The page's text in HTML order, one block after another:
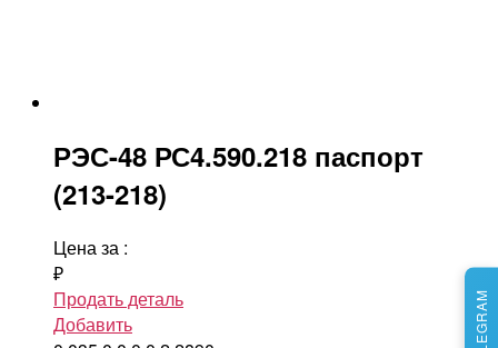
РЭС-48 РС4.590.218 паспорт
(213-218)
Цена за :
₽
Продать деталь
Добавить